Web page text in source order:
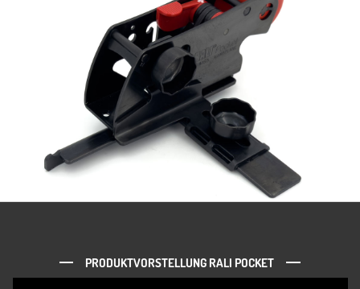
PRODUKTVORSTELLUNG RALI POCKET